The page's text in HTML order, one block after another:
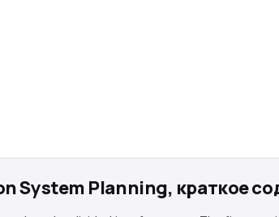
System Planning, краткое